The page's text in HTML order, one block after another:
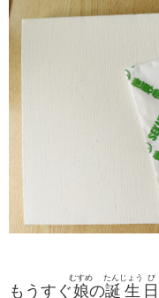
もうすぐ娘
むすめ
の誕生
たんじょう
日
び